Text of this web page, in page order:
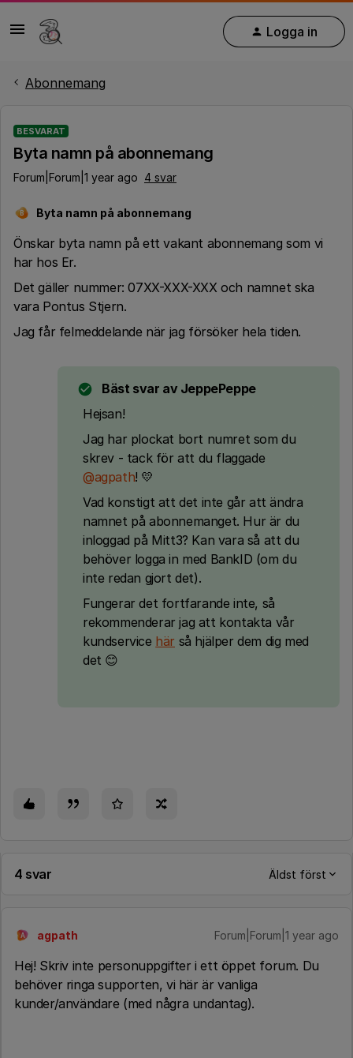
Logga in
Abonnemang
BESVARAT
Byta namn på abonnemang
Forum|Forum|1 year ago 4 svar
B Byta namn på abonnemang
Önskar byta namn på ett vakant abonnemang som vi
har hos Er.
Det gäller nummer: 07XX-XXX-XXX och namnet ska
vara Pontus Stjern.
Jag får felmeddelande när jag försöker hela tiden.
Bäst svar av JeppePeppe
Hejsan!
Jag har plockat bort numret som du
skrev - tack för att du flaggade
@agpath! 💛
Vad konstigt att det inte går att ändra
namnet på abonnemanget. Hur är du
inloggad på Mitt3? Kan vara så att du
behöver logga in med BankID (om du
inte redan gjort det).
Fungerar det fortfarande inte, så
rekommenderar jag att kontakta vår
kundservice här så hjälper dem dig med
det 😊
4 svar Äldst först
A agpath Forum|Forum|1 year ago
Hej! Skriv inte personuppgifter i ett öppet forum. Du
behöver ringa supporten, vi här är vanliga
kunder/användare (med några undantag).